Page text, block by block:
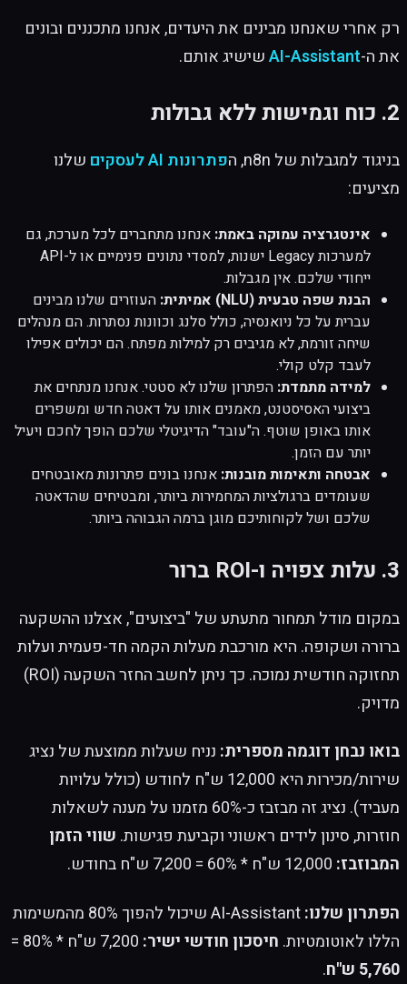
רק אחרי שאנחנו מבינים את היעדים, אנחנו מתכננים ובונים
את ה-AI-Assistantשישיג אותם.
2. כוח וגמישות ללא גבולות
בניגוד למגבלות של n8n, ה פתרונות AI לעסקים
שלנו
מציעים:
אינטגרציה עמוקה באמת: אנחנו מתחברים לכל מערכת, גם
למערכות Legacy ישנות, למסדי נתונים פנימיים או ל-API
ייחודי שלכם. אין מגבלות.
הבנת שפה טבעית (NLU) אמיתית:
העוזרים שלנו מבינים
עברית על כל ניואנסיה, כולל סלנג וכוונות נסתרות. הם מנהלים
שיחה זורמת, לא מגיבים רק למילות מפתח. הם יכולים אפילו
לעבד קלט קולי.
למידה מתמדת: הפתרון שלנו לא סטטי. אנחנו מנתחים את
ביצועי האסיסטנט, מאמנים אותו על דאטה חדש ומשפרים
אותו באופן שוטף. ה"עובד" הדיגיטלי שלכם הופך לחכם ויעיל
יותר עם הזמן.
אבטחה ותאימות מובנות: אנחנו בונים פתרונות מאובטחים
שעומדים ברגולציות המחמירות ביותר, ומבטיחים שהדאטה
שלכם ושל לקוחותיכם מוגן ברמה הגבוהה ביותר.
3. עלות צפויה ו-ROI ברור
במקום מודל תמחור מתעתע של "ביצועים", אצלנו ההשקעה
ברורה ושקופה. היא מורכבת מעלות הקמה חד-פעמית ועלות
תחזוקה חודשית נמוכה. כך ניתן לחשב החזר השקעה (ROI)
מדויק.
בואו נבחן דוגמה מספרית: נניח שעלות ממוצעת של נציג
שירות/מכירות היא 12,000 ש"ח לחודש (כולל עלויות
מעביד). נציג זה מבזבז כ-60% מזמנו על מענה לשאלות
חוזרות, סינון לידים ראשוני וקביעת פגישות. שווי הזמן
המבוזבז:
הפתרון שלנו:
AI-Assistant שיכול להפוך 80% מהמשימות
הללו לאוטומטיות. חיסכון חודשי ישיר:
5,760 ש"ח
.